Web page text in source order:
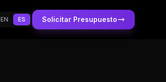
EN ES Solicitar Presupuesto